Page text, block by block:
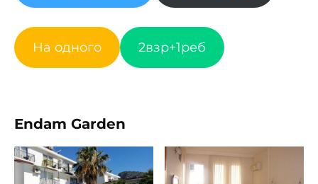
На одного 2взр+1реб
Endam Garden